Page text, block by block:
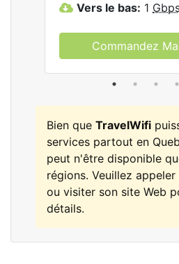
Vers le bas: 1
Commandez
Bien que TravelWifi
services partout en
peut n'être disponible
régions. Veuillez
ou visiter son site Web
détails.